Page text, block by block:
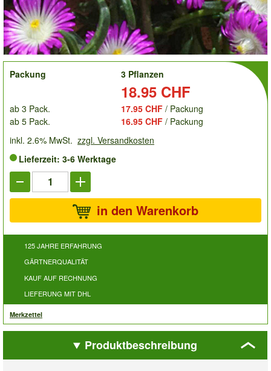
order
Packung
3 Pflanzen
18.95 CHF
ab 3 Pack. 17.95 CHF / Packung
ab 5 Pack.
16.95 CHF / Packung
inkl. 2.6% MwSt. zzgl. Versandkosten
Lieferzeit: 3-6 Werktage
in den Warenkorb
125 JAHRE ERFAHRUNG
GÄRTNERQUALITÄT
KAUF AUF RECHNUNG
LIEFERUNG MIT DHL
Merkzettel
Produktbeschreibung